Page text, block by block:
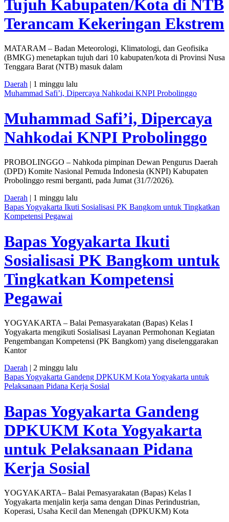
Tujuh Kabupaten/Kota di NTB
Terancam Kekeringan Ekstrem
MATARAM – Badan Meteorologi, Klimatologi, dan Geofisika
(BMKG) menetapkan tujuh dari 10 kabupaten/kota di Provinsi Nusa
Tenggara Barat (NTB) masuk dalam
Daerah | 1 minggu lalu
Muhammad Safi’i, Dipercaya Nahkodai KNPI Probolinggo
Muhammad Safi’i, Dipercaya
Nahkodai KNPI Probolinggo
PROBOLINGGO – Nahkoda pimpinan Dewan Pengurus Daerah
(DPD) Komite Nasional Pemuda Indonesia (KNPI) Kabupaten
Probolinggo resmi berganti, pada Jumat (31/7/2026).
Daerah | 1 minggu lalu
Bapas Yogyakarta Ikuti Sosialisasi PK Bangkom untuk Tingkatkan
Kompetensi Pegawai
Bapas Yogyakarta Ikuti
Sosialisasi PK Bangkom untuk
Tingkatkan Kompetensi
Pegawai
YOGYAKARTA – Balai Pemasyarakatan (Bapas) Kelas I
Yogyakarta mengikuti Sosialisasi Layanan Permohonan Kegiatan
Pengembangan Kompetensi (PK Bangkom) yang diselenggarakan
Kantor
Daerah | 2 minggu lalu
Bapas Yogyakarta Gandeng DPKUKM Kota Yogyakarta untuk
Pelaksanaan Pidana Kerja Sosial
Bapas Yogyakarta Gandeng
DPKUKM Kota Yogyakarta
untuk Pelaksanaan Pidana
Kerja Sosial
YOGYAKARTA– Balai Pemasyarakatan (Bapas) Kelas I
Yogyakarta menjalin kerja sama dengan Dinas Perindustrian,
Koperasi, Usaha Kecil dan Menengah (DPKUKM) Kota